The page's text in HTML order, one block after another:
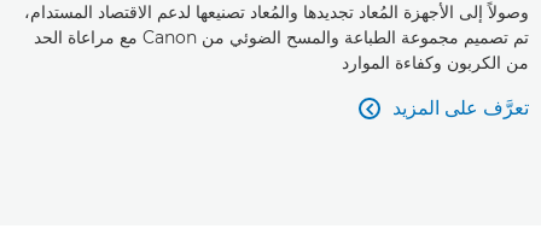
وصولاً إلى الأجهزة المُعاد تجديدها والمُعاد تصنيعها لدعم الاقتصاد المستدام،
تم تصميم مجموعة الطباعة والمسح الضوئي من Canon مع مراعاة الحد
من الكربون وكفاءة الموارد
تعرَّف على المزيد 